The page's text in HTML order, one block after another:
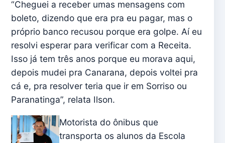
“Cheguei a receber umas mensagens com
boleto, dizendo que era pra eu pagar, mas o
próprio banco recusou porque era golpe. Aí eu
resolvi esperar para verificar com a Receita.
Isso já tem três anos porque eu morava aqui,
depois mudei pra Canarana, depois voltei pra
cá e, pra resolver teria que ir em Sorriso ou
Paranatinga”, relata Ilson.
Motorista do ônibus que
transporta os alunos da Escola